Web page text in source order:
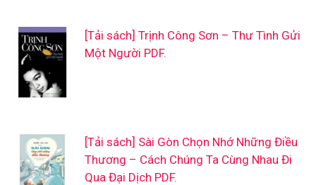
[Tải sách] Trịnh Công Sơn – Thư Tình Gửi
Một Người PDF.
[Tải sách] Sài Gòn Chọn Nhớ Những Điều
Thương – Cách Chúng Ta Cùng Nhau Đi
Qua Đại Dịch PDF.